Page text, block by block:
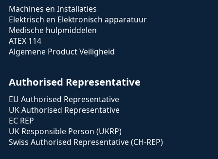
Machines en Installaties
Elektrisch en Elektronisch apparatuur
Medische hulpmiddelen
ATEX 114
Algemene Product Veiligheid
Authorised Representative
EU Authorised Representative
UK Authorised Representative
EC REP
UK Responsible Person (UKRP)
Swiss Authorised Representative (CH-REP)